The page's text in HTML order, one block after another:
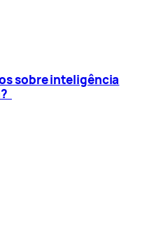
sobre inteligência